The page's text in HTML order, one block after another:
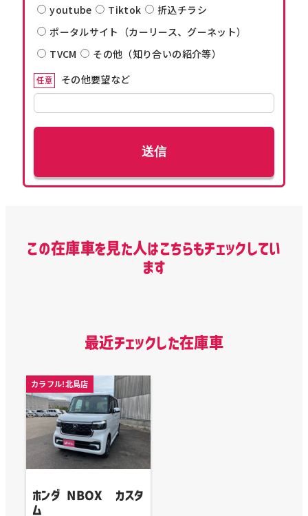
youtube Tiktok
折込チラシ
ポータルサイト（カーリース、グーネット）
TVCM
その他（知り合いの紹介等）
任意 その他要望など
この在庫車を見た人はこちらもチェックしてい
ます
最近チェックした在庫車
カラフル!北島店
ホンダ NBOX カスタ
ム